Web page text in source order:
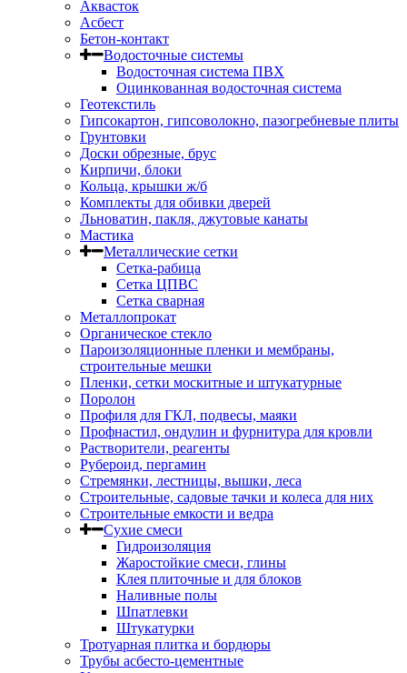
Аквасток
Асбест
Бетон-контакт
Водосточные системы
Водосточная система ПВХ
Оцинкованная водосточная система
Геотекстиль
Гипсокартон, гипсоволокно, пазогребневые плиты
Грунтовки
Доски обрезные, брус
Кирпичи, блоки
Кольца, крышки ж/б
Комплекты для обивки дверей
Льноватин, пакля, джутовые канаты
Мастика
Металлические сетки
Сетка-рабица
Сетка ЦПВС
Сетка сварная
Металлопрокат
Органическое стекло
Пароизоляционные пленки и мембраны,
строительные мешки
Пленки, сетки москитные и штукатурные
Поролон
Профиля для ГКЛ, подвесы, маяки
Профнастил, ондулин и фурнитура для кровли
Растворители, реагенты
Рубероид, пергамин
Стремянки, лестницы, вышки, леса
Строительные, садовые тачки и колеса для них
Строительные емкости и ведра
Сухие смеси
Гидроизоляция
Жаростойкие смеси, глины
Клея плиточные и для блоков
Наливные полы
Шпатлевки
Штукатурки
Тротуарная плитка и бордюры
Трубы асбесто-цементные